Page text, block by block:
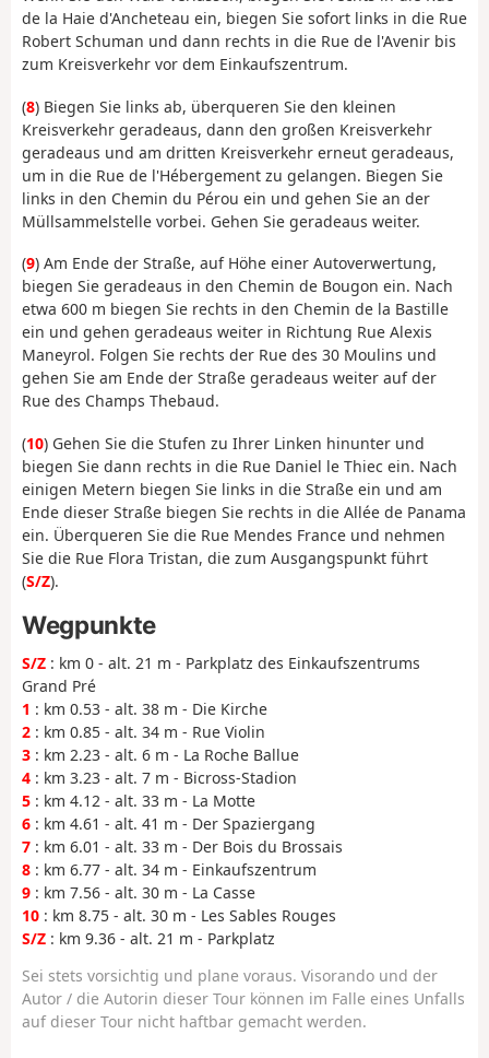
de la Haie d'Ancheteau ein, biegen Sie sofort links in die Rue
Robert Schuman und dann rechts in die Rue de l'Avenir bis
zum Kreisverkehr vor dem Einkaufszentrum.
(8) Biegen Sie links ab, überqueren Sie den kleinen
Kreisverkehr geradeaus, dann den großen Kreisverkehr
geradeaus und am dritten Kreisverkehr erneut geradeaus,
um in die Rue de l'Hébergement zu gelangen. Biegen Sie
links in den Chemin du Pérou ein und gehen Sie an der
Müllsammelstelle vorbei. Gehen Sie geradeaus weiter.
(9) Am Ende der Straße, auf Höhe einer Autoverwertung,
biegen Sie geradeaus in den Chemin de Bougon ein. Nach
etwa 600 m biegen Sie rechts in den Chemin de la Bastille
ein und gehen geradeaus weiter in Richtung Rue Alexis
Maneyrol. Folgen Sie rechts der Rue des 30 Moulins und
gehen Sie am Ende der Straße geradeaus weiter auf der
Rue des Champs Thebaud.
(10) Gehen Sie die Stufen zu Ihrer Linken hinunter und
biegen Sie dann rechts in die Rue Daniel le Thiec ein. Nach
einigen Metern biegen Sie links in die Straße ein und am
Ende dieser Straße biegen Sie rechts in die Allée de Panama
ein. Überqueren Sie die Rue Mendes France und nehmen
Sie die Rue Flora Tristan, die zum Ausgangspunkt führt
(S/Z).
Wegpunkte
S/Z : km 0 - alt. 21 m - Parkplatz des Einkaufszentrums
Grand Pré
1 : km 0.53 - alt. 38 m - Die Kirche
2 : km 0.85 - alt. 34 m - Rue Violin
3 : km 2.23 - alt. 6 m - La Roche Ballue
4 : km 3.23 - alt. 7 m - Bicross-Stadion
5 : km 4.12 - alt. 33 m - La Motte
6 : km 4.61 - alt. 41 m - Der Spaziergang
7 : km 6.01 - alt. 33 m - Der Bois du Brossais
8 : km 6.77 - alt. 34 m - Einkaufszentrum
9 : km 7.56 - alt. 30 m - La Casse
10 : km 8.75 - alt. 30 m - Les Sables Rouges
S/Z : km 9.36 - alt. 21 m - Parkplatz
Sei stets vorsichtig und plane voraus. Visorando und der
Autor / die Autorin dieser Tour können im Falle eines Unfalls
auf dieser Tour nicht haftbar gemacht werden.